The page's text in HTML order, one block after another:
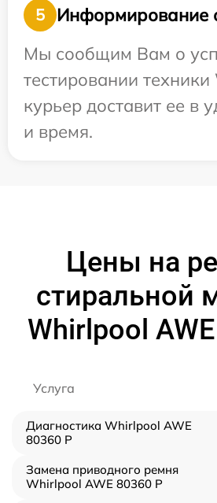
5
Информирование
Мы сообщим Вам о
тестировании
курьер доставит ее в
и время.
Цены на
стиральной
Whirlpool
Услуга
Диагностика Whirlpool AWE
80360 P
Замена приводного ремня
Whirlpool AWE 80360 P